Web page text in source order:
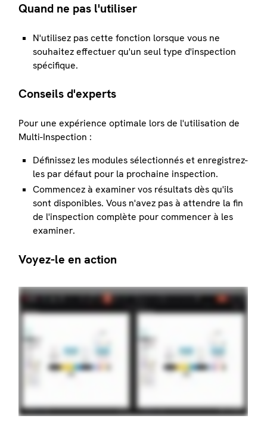
Quand ne pas l'utiliser
N'utilisez pas cette fonction lorsque vous ne
souhaitez effectuer qu'un seul type d'inspection
spécifique.
Conseils d'experts
Pour une expérience optimale lors de l'utilisation de
Multi-Inspection :
Définissez les modules sélectionnés et enregistrez-
les par défaut pour la prochaine inspection.
Commencez à examiner vos résultats dès qu'ils
sont disponibles. Vous n'avez pas à attendre la fin
de l'inspection complète pour commencer à les
examiner.
Voyez-le en action